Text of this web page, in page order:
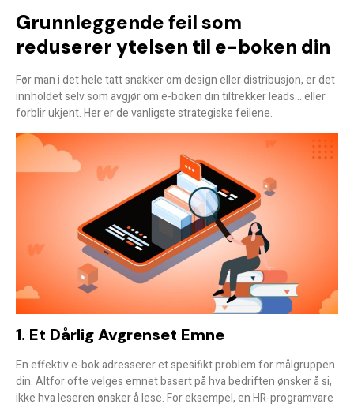
Grunnleggende feil som
reduserer ytelsen til e-boken din
Før man i det hele tatt snakker om design eller distribusjon, er det
innholdet selv som avgjør om e-boken din tiltrekker leads… eller
forblir ukjent. Her er de vanligste strategiske feilene.
1. Et Dårlig Avgrenset Emne
En effektiv e-bok adresserer et spesifikt problem for målgruppen
din. Altfor ofte velges emnet basert på hva bedriften ønsker å si,
ikke hva leseren ønsker å lese. For eksempel, en HR-programvare